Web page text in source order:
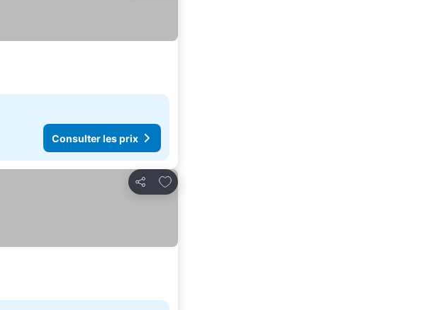
Consulter les prix
Partager
Ajouter à mes favoris